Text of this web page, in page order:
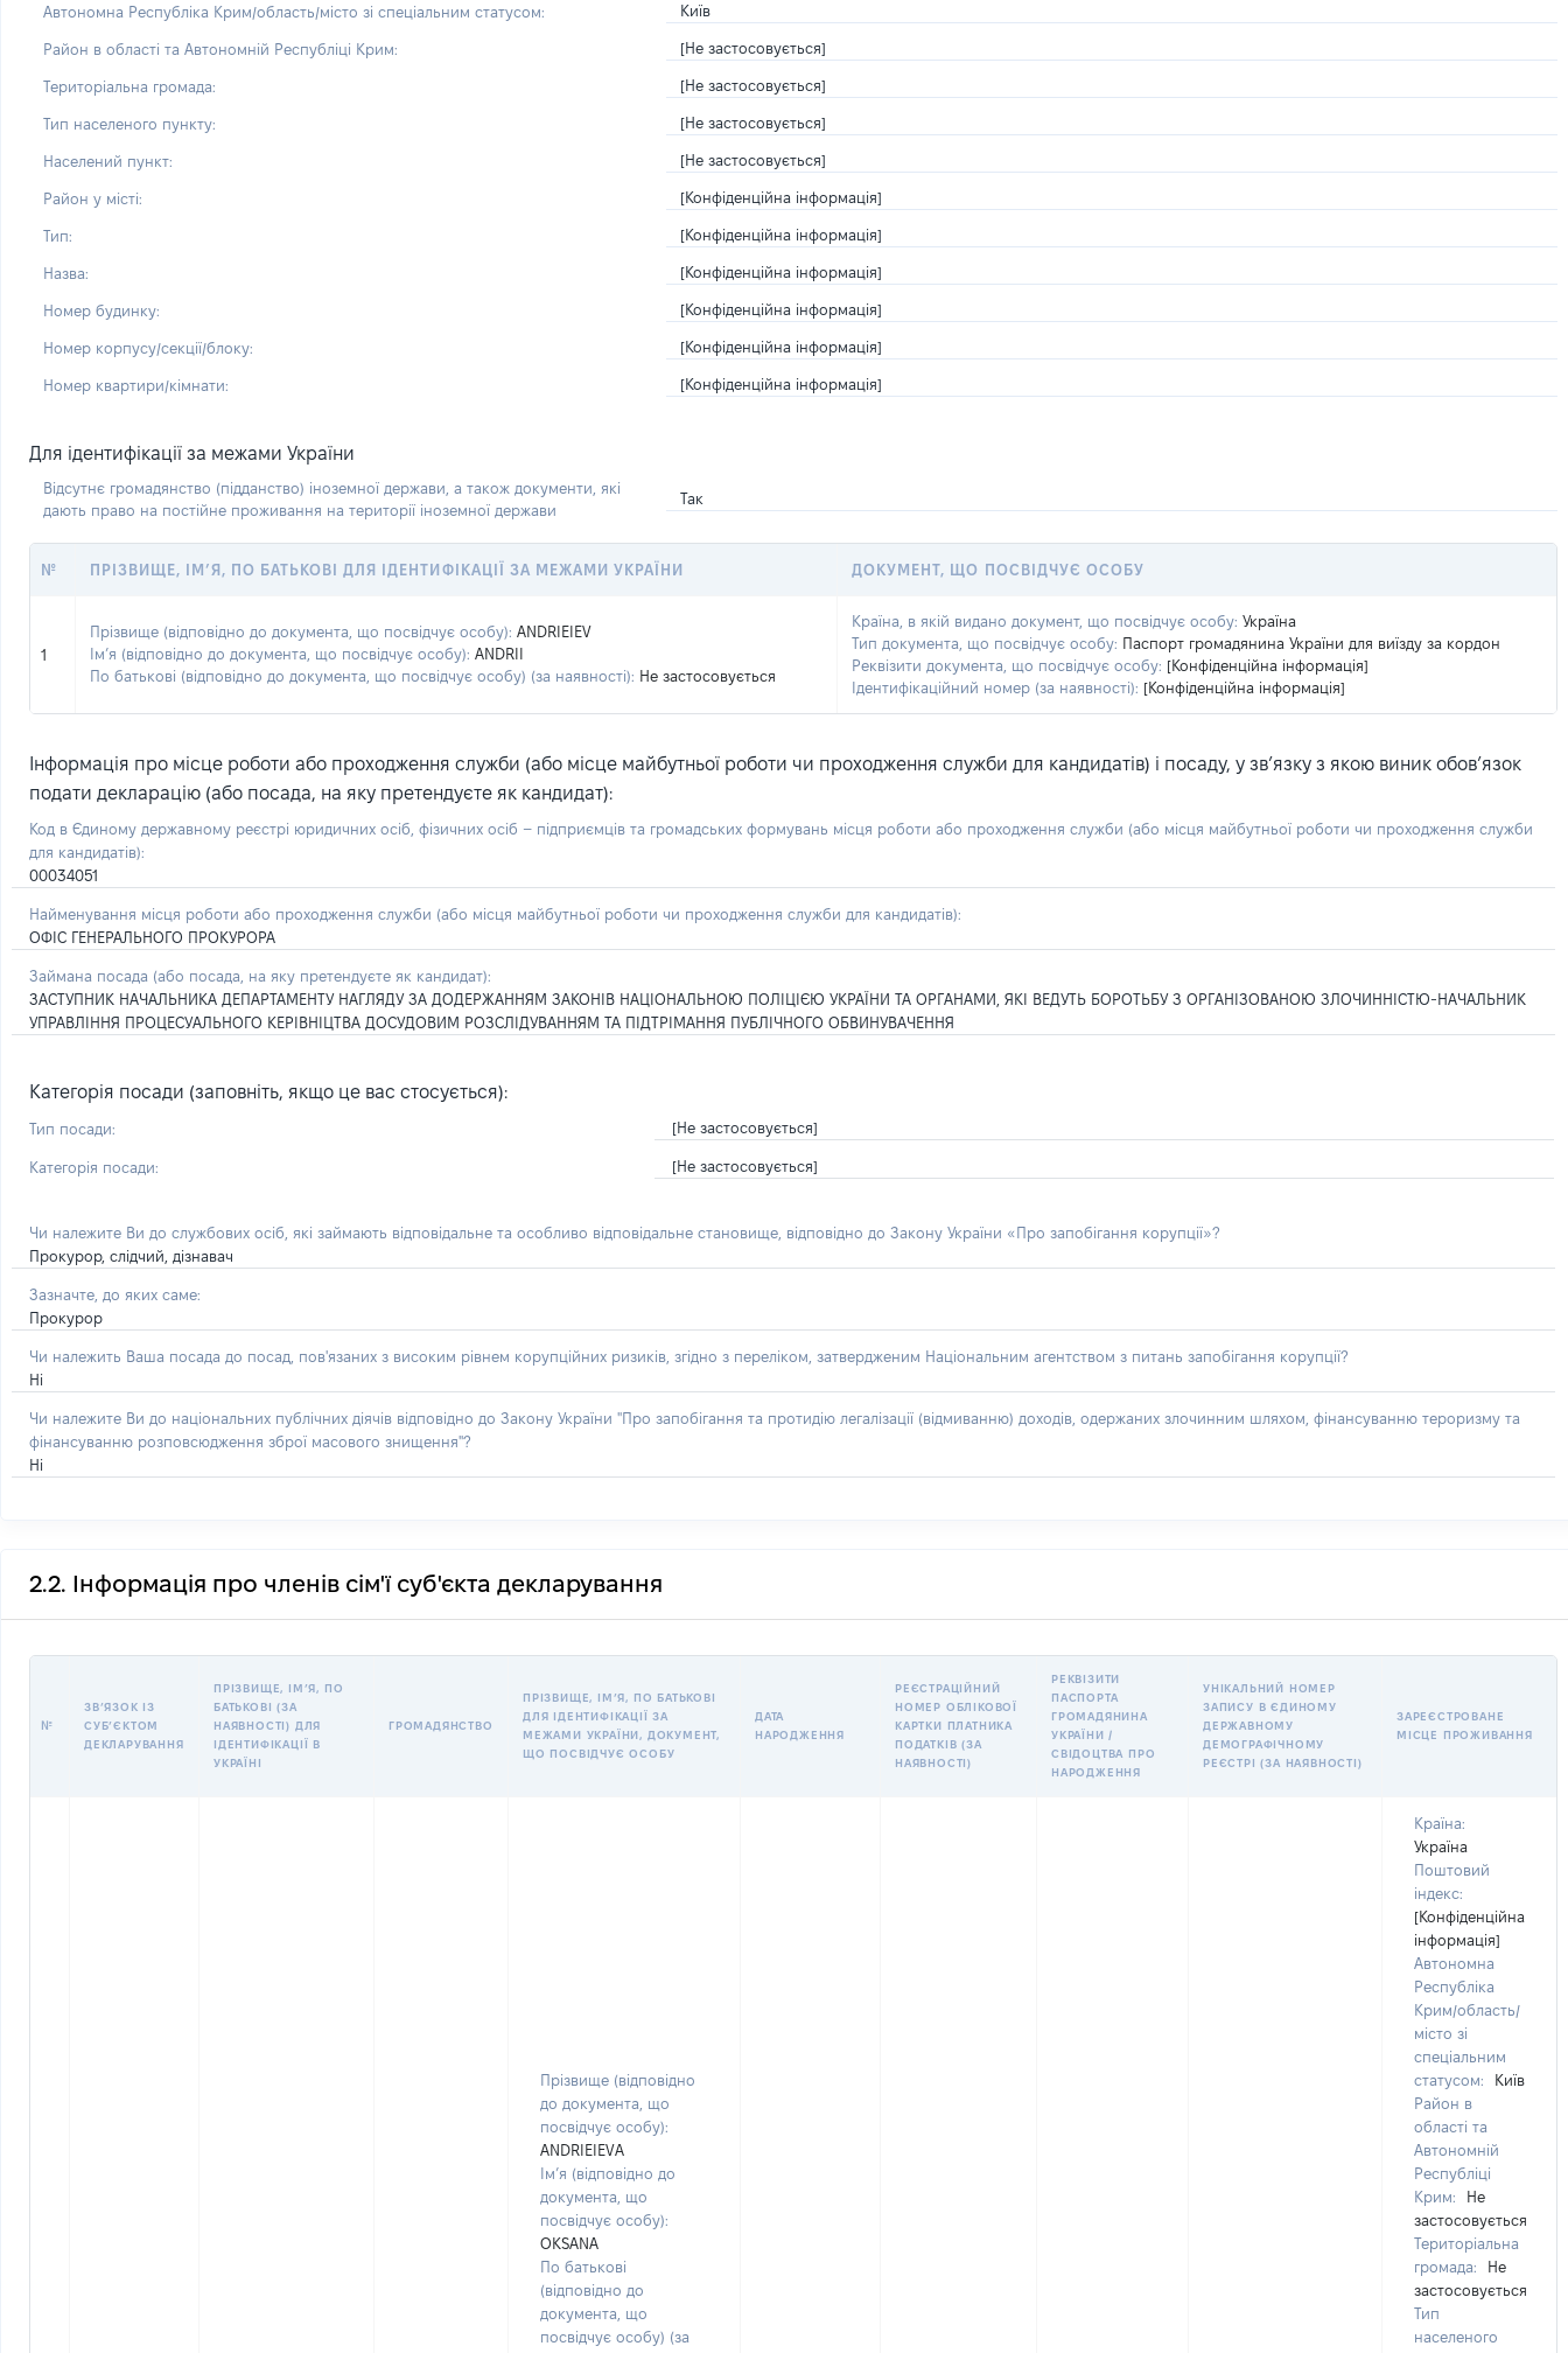
Автономна Республіка Крим/область/місто зі спеціальним статусом: Київ
Район в області та Автономній Республіці Крим: [Не застосовується]
Територіальна громада: [Не застосовується]
Тип населеного пункту: [Не застосовується]
Населений пункт: [Не застосовується]
Район у місті: [Конфіденційна інформація]
Тип: [Конфіденційна інформація]
Назва: [Конфіденційна інформація]
Номер будинку: [Конфіденційна інформація]
Номер корпусу/секції/блоку: [Конфіденційна інформація]
Номер квартири/кімнати: [Конфіденційна інформація]
Для ідентифікації за межами України
Відсутнє громадянство (підданство) іноземної держави, а також документи, які
дають право на постійне проживання на території іноземної держави
Так
№ ПРІЗВИЩЕ, ІМ’Я, ПО БАТЬКОВІ ДЛЯ ІДЕНТИФІКАЦІЇ ЗА МЕЖАМИ УКРАЇНИ ДОКУМЕНТ, ЩО ПОСВІДЧУЄ ОСОБУ
1
Прізвище (відповідно до документа, що посвідчує особу): ANDRIEIEV
Ім’я (відповідно до документа, що посвідчує особу): ANDRII
По батькові (відповідно до документа, що посвідчує особу) (за наявності): Не застосовується
Країна, в якій видано документ, що посвідчує особу: Україна
Тип документа, що посвідчує особу: Паспорт громадянина України для виїзду за кордон
Реквізити документа, що посвідчує особу: [Конфіденційна інформація]
Ідентифікаційний номер (за наявності): [Конфіденційна інформація]
Інформація про місце роботи або проходження служби (або місце майбутньої роботи чи проходження служби для кандидатів) і посаду, у зв’язку з якою виник обов’язок
подати декларацію (або посада, на яку претендуєте як кандидат):
Код в Єдиному державному реєстрі юридичних осіб, фізичних осіб – підприємців та громадських формувань місця роботи або проходження служби (або місця майбутньої роботи чи проходження служби
для кандидатів):
00034051
Найменування місця роботи або проходження служби (або місця майбутньої роботи чи проходження служби для кандидатів):
ОФІС ГЕНЕРАЛЬНОГО ПРОКУРОРА
Займана посада (або посада, на яку претендуєте як кандидат):
ЗАСТУПНИК НАЧАЛЬНИКА ДЕПАРТАМЕНТУ НАГЛЯДУ ЗА ДОДЕРЖАННЯМ ЗАКОНІВ НАЦІОНАЛЬНОЮ ПОЛІЦІЄЮ УКРАЇНИ ТА ОРГАНАМИ, ЯКІ ВЕДУТЬ БОРОТЬБУ З ОРГАНІЗОВАНОЮ ЗЛОЧИННІСТЮ-НАЧАЛЬНИК
УПРАВЛІННЯ ПРОЦЕСУАЛЬНОГО КЕРІВНІЦТВА ДОСУДОВИМ РОЗСЛІДУВАННЯМ ТА ПІДТРІМАННЯ ПУБЛІЧНОГО ОБВИНУВАЧЕННЯ
Категорія посади (заповніть, якщо це вас стосується):
Тип посади: [Не застосовується]
Категорія посади: [Не застосовується]
Чи належите Ви до службових осіб, які займають відповідальне та особливо відповідальне становище, відповідно до Закону України «Про запобігання корупції»?
Прокурор, слідчий, дізнавач
Зазначте, до яких саме:
Прокурор
Чи належить Ваша посада до посад, пов'язаних з високим рівнем корупційних ризиків, згідно з переліком, затвердженим Національним агентством з питань запобігання корупції?
Ні
Чи належите Ви до національних публічних діячів відповідно до Закону України "Про запобігання та протидію легалізації (відмиванню) доходів, одержаних злочинним шляхом, фінансуванню тероризму та
фінансуванню розповсюдження зброї масового знищення"?
Ні
2.2. Інформація про членів сім'ї суб'єкта декларування
№
ЗВʼЯЗОК ІЗ
СУБʼЄКТОМ
ДЕКЛАРУВАННЯ
ПРІЗВИЩЕ, ІМʼЯ, ПО
БАТЬКОВІ (ЗА
НАЯВНОСТІ) ДЛЯ
ІДЕНТИФІКАЦІЇ В
УКРАЇНІ
ГРОМАДЯНСТВО
ПРІЗВИЩЕ, ІМʼЯ, ПО БАТЬКОВІ
ДЛЯ ІДЕНТИФІКАЦІЇ ЗА
МЕЖАМИ УКРАЇНИ, ДОКУМЕНТ,
ЩО ПОСВІДЧУЄ ОСОБУ
ДАТА
НАРОДЖЕННЯ
РЕЄСТРАЦІЙНИЙ
НОМЕР ОБЛІКОВОЇ
КАРТКИ ПЛАТНИКА
ПОДАТКІВ (ЗА
НАЯВНОСТІ)
РЕКВІЗИТИ
ПАСПОРТА
ГРОМАДЯНИНА
УКРАЇНИ /
СВІДОЦТВА ПРО
НАРОДЖЕННЯ
УНІКАЛЬНИЙ НОМЕР
ЗАПИСУ В ЄДИНОМУ
ДЕРЖАВНОМУ
ДЕМОГРАФІЧНОМУ
РЕЄСТРІ (ЗА НАЯВНОСТІ)
ЗАРЕЄСТРОВАНЕ
МІСЦЕ ПРОЖИВАННЯ
Прізвище (відповідно
до документа, що
посвідчує особу):
ANDRIEIEVA
Ім’я (відповідно до
документа, що
посвідчує особу):
OKSANA
По батькові
(відповідно до
документа, що
посвідчує особу) (за
Країна:
Україна
Поштовий
індекс:
[Конфіденційна
інформація]
Автономна
Республіка
Крим/область/
місто зі
спеціальним
статусом:
Київ
Район в
області та
Автономній
Республіці
Крим:
Не
застосовується
Територіальна
громада:
Не
застосовується
Тип
населеного